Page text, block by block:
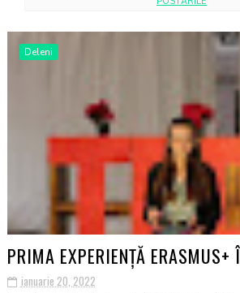
Deleni
PRIMA EXPERIENȚĂ ERASMUS+
ianuarie 20, 2022